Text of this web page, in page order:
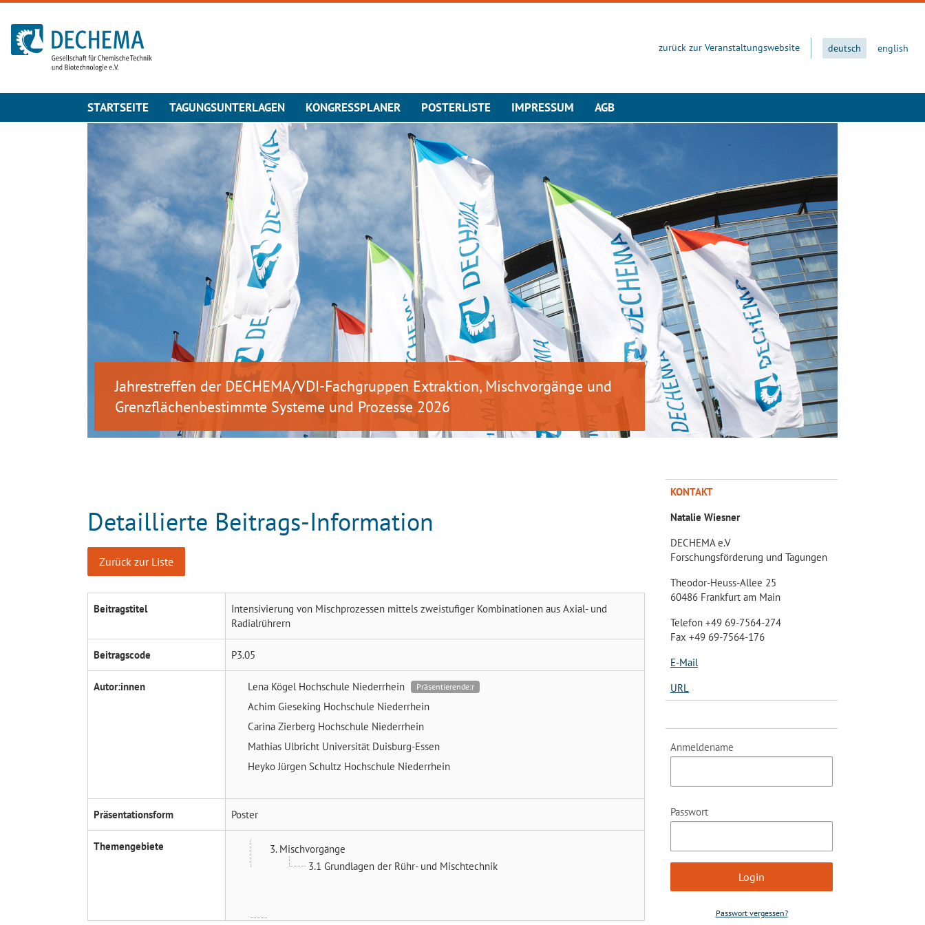
Zur Startseite
zurück zur Veranstaltungswebsite deutsch english
STARTSEITE TAGUNGSUNTERLAGEN KONGRESSPLANER POSTERLISTE IMPRESSUM AGB
Jahrestreffen der DECHEMA/VDI-Fachgruppen Extraktion, Mischvorgänge und
Grenzflächenbestimmte Systeme und Prozesse 2026
Detaillierte Beitrags-Information
Zurück zur Liste
Beitragstitel
Intensivierung von Mischprozessen mittels zweistufiger Kombinationen aus Axial- und
Radialrührern
Beitragscode P3.05
Autor:innen Lena Kögel Hochschule Niederrhein Präsentierende:r
Achim Gieseking Hochschule Niederrhein
Carina Zierberg Hochschule Niederrhein
Mathias Ulbricht Universität Duisburg-Essen
Heyko Jürgen Schultz Hochschule Niederrhein
Präsentationsform Poster
Themengebiete
3. Mischvorgänge
3.1 Grundlagen der Rühr- und Mischtechnik
KONTAKT
Natalie Wiesner
DECHEMA e.V
Forschungsförderung und Tagungen
Theodor-Heuss-Allee 25
60486 Frankfurt am Main
Telefon +49 69-7564-274
Fax +49 69-7564-176
E-Mail
URL
Anmeldename
Passwort
Passwort vergessen?